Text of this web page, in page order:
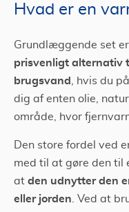
Hvad er en
Grundlæggende set
prisvenligt alternativ
brugsvand , hvis du
dig af enten olie,
område, hvor
Den store fordel ved
med til at gøre den til
at den udnytter den
eller jorden . Ved at